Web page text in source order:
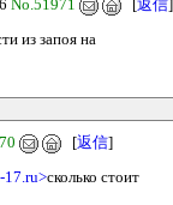
No.51971 [返信]
из запоя на
[返信]
17.ru>сколько стоит